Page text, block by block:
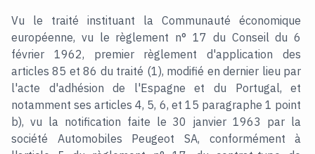
Vu le traité instituant la Communauté économique
européenne, vu le règlement n° 17 du Conseil du 6
février 1962, premier règlement d'application des
articles 85 et 86 du traité (1), modifié en dernier lieu par
l'acte d'adhésion de l'Espagne et du Portugal, et
notamment ses articles 4, 5, 6, et 15 paragraphe 1 point
b), vu la notification faite le 30 janvier 1963 par la
société Automobiles Peugeot SA, conformément à